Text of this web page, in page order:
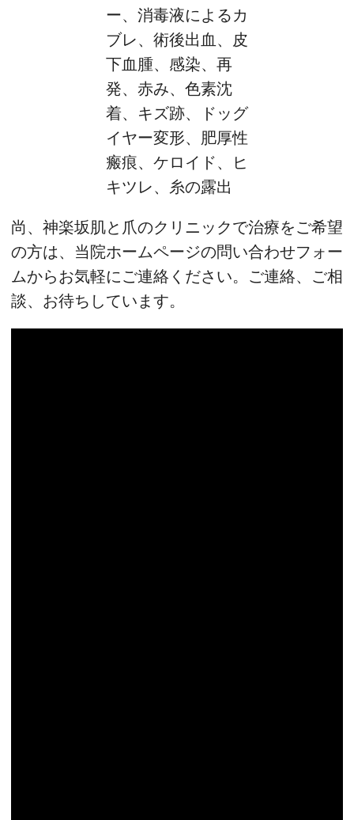
ー、消毒液によるカ
ブレ、術後出血、皮
下血腫、感染、再
発、赤み、色素沈
着、キズ跡、ドッグ
イヤー変形、肥厚性
瘢痕、ケロイド、ヒ
キツレ、糸の露出
尚、神楽坂肌と爪のクリニックで治療をご希望
の方は、当院ホームページの問い合わせフォー
ムからお気軽にご連絡ください。ご連絡、ご相
談、お待ちしています。